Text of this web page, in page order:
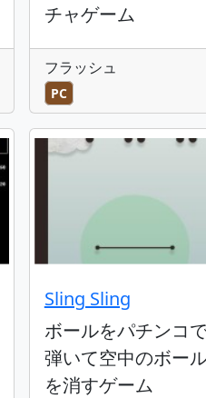
チャゲーム
フラッシュ
PC
Sling Sling
ボールをパチンコ
弾いて空中のボー
を消すゲーム